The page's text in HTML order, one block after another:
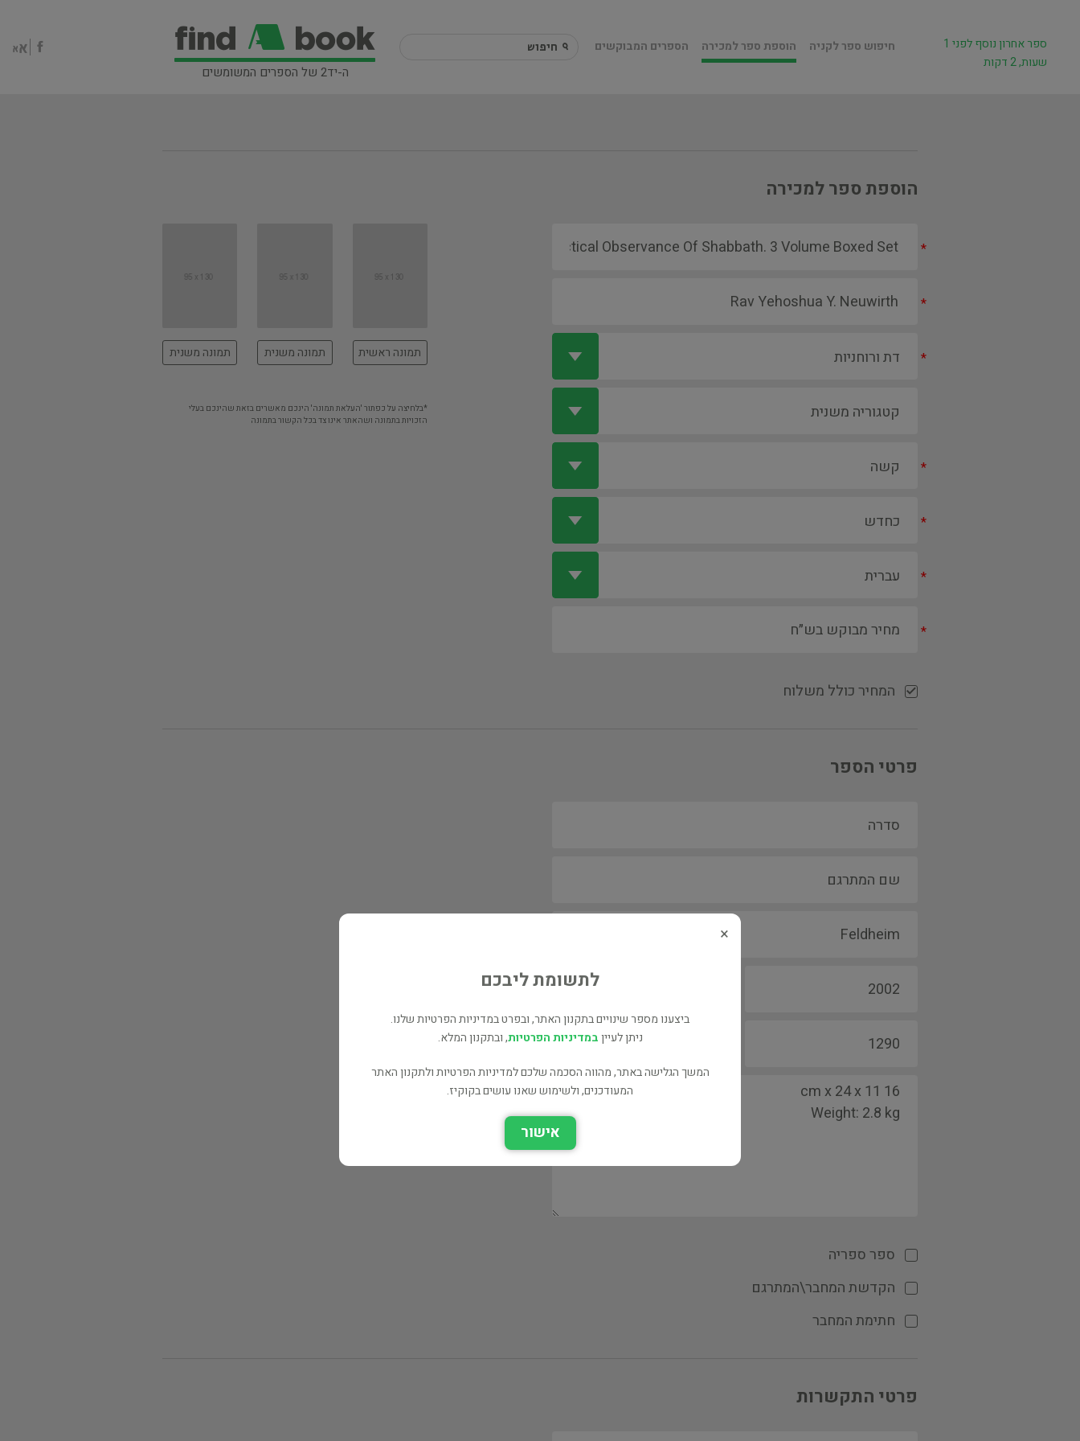
ה-יד2 של הספרים המשומשים
חיפוש ספר לקניה הוספת ספר למכירה הספרים המבוקשים
ספר אחרון נוסף לפני 1
שעות, 2 דקות
הוספת ספר למכירה
*
*
*
*
*
*
*
המחיר כולל משלוח
תמונה ראשית תמונה משנית תמונה משנית
*בלחיצה על כפתור 'העלאת תמונה' הינכם מאשרים בזאת שהינכם בעלי
הזכויות בתמונה ושהאתר אינו צד בכל הקשור בתמונה
פרטי הספר
ספר ספריה
הקדשת המחבר\המתרגם
חתימת המחבר
פרטי התקשרות
×
לתשומת ליבכם
ביצענו מספר שינויים בתקנון האתר, ובפרט במדיניות הפרטיות שלנו.
ניתן לעייןבמדיניות הפרטיות, ובתקנון המלא.
המשך הגלישה באתר, מהווה הסכמה שלכם למדיניות הפרטיות ולתקנון האתר
המעודכנים, ולשימוש שאנו עושים בקוקיז.
אישור